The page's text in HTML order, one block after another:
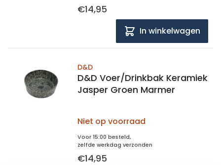
€14,95
In winkelwagen
D&D
D&D Voer/Drinkbak Keramiek
Jasper Groen Marmer
Niet op voorraad
Voor 15:00 besteld,
zelfde werkdag verzonden
€14,95